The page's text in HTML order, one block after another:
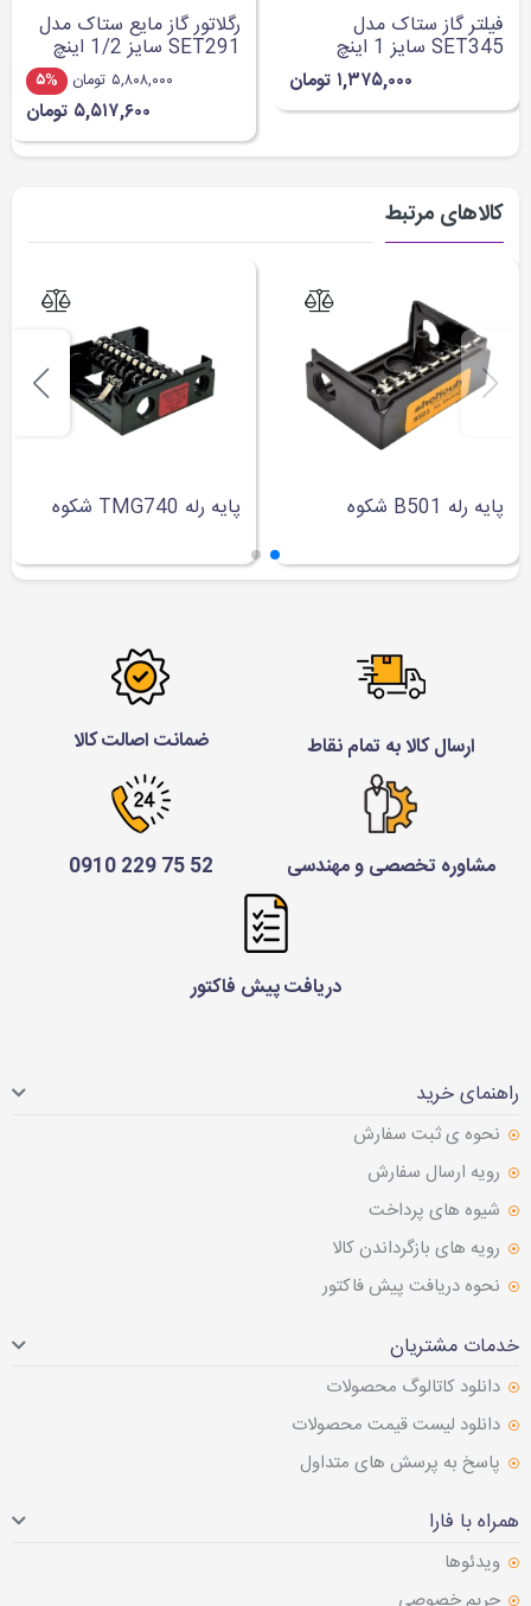
فیلتر گاز ستاک مدل
SET345 سایز 1 اینچ
۱,۳۷۵,۰۰۰ تومان
رگلاتور گاز مایع ستاک مدل
SET291 سایز 1/2 اینچ
۵,۸۰۸,۰۰۰ تومان ۵%
۵,۵۱۷,۶۰۰ تومان
کالاهای مرتبط
پایه رله B501 شکوه پایه رله TMG740 شکوه
ارسال کالا به تمام نقاط ضمانت اصالت کالا
مشاوره تخصصی و مهندسی 52 75 229 0910
دریافت پیش فاکتور
راهنمای خرید
نحوه ی ثبت سفارش
رویه ارسال سفارش
شیوه های پرداخت
رویه های بازگرداندن کالا
نحوه دریافت پیش فاکتور
خدمات مشتریان
دانلود کاتالوگ محصولات
دانلود لیست قیمت محصولات
پاسخ به پرسش های متداول
همراه با فارا
ویدئوها